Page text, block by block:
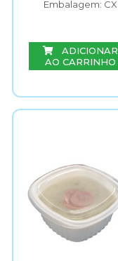
Embalagem: CX
ADICIONAR
AO CARRINHO